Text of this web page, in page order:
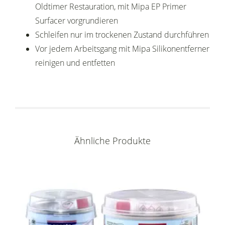
Oldtimer Restauration, mit Mipa EP Primer
Surfacer vorgrundieren
Schleifen nur im trockenen Zustand durchführen
Vor jedem Arbeitsgang mit Mipa Silikonentferner
reinigen und entfetten
Ähnliche Produkte